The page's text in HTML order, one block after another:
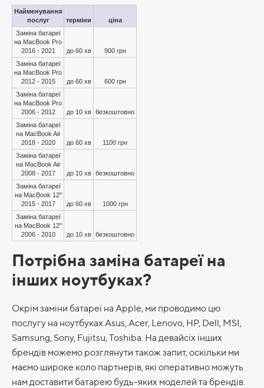
Найменування
послуг
терміни
ціна
Заміна батареї
на MacBook Pro
2016 - 2021
до 60 хв
900 грн
Заміна батареї
на MacBook Pro
2012 - 2015
до 60 хв
600 грн
Заміна батареї
на MacBook Pro
2006 - 2012
до 10 хв
безкоштовно
Заміна батареї
на MacBook Air
2018 - 2020
до 60 хв
1100 грн
Заміна батареї
на MacBook Air
2008 - 2017
до 10 хв
безкоштовно
Заміна батареї
на MacBook 12"
2015 - 2017
до 60 хв
1000 грн
Заміна батареї
на MacBook 12"
2006 - 2010
до 10 хв безкоштовно
Потрібна заміна батареї на
інших ноутбуках?
Окрім заміни батареї на Apple, ми проводимо цю
послугу на ноутбуках Asus, Acer, Lenovo, HP, Dell, MSI,
Samsung, Sony, Fujitsu, Toshiba. На девайсіх інших
брендів можемо розглянути також запит, оскільки ми
маємо широке коло партнерів, які оперативно можуть
нам доставити батарею будь-яких моделей та брендів.